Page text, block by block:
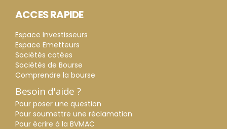
ACCES RAPIDE
Espace Investisseurs
Espace Emetteurs
Sociétés cotées
Sociétés de Bourse
Comprendre la bourse
Besoin d'aide ?
Pour poser une question
Pour soumettre une réclamation
Pour écrire à la BVMAC